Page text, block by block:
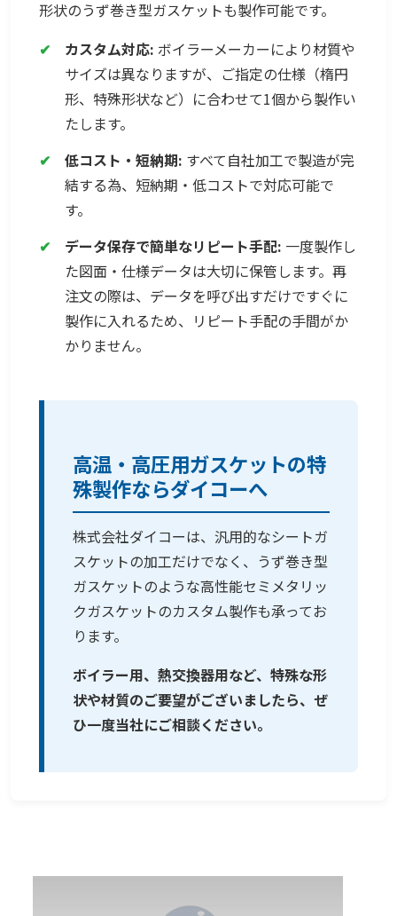
形状のうず巻き型ガスケットも製作可能です。
✔
カスタム対応: ボイラーメーカーにより材質や
サイズは異なりますが、ご指定の仕様（楕円
形、特殊形状など）に合わせて1個から製作い
たします。
✔
低コスト・短納期: すべて自社加工で製造が完
結する為、短納期・低コストで対応可能で
す。
✔
データ保存で簡単なリピート手配: 一度製作し
た図面・仕様データは大切に保管します。再
注文の際は、データを呼び出すだけですぐに
製作に入れるため、リピート手配の手間がか
かりません。
高温・高圧用ガスケットの特
殊製作ならダイコーへ
株式会社ダイコーは、汎用的なシートガ
スケットの加工だけでなく、うず巻き型
ガスケットのような高性能セミメタリッ
クガスケットのカスタム製作も承ってお
ります。
ボイラー用、熱交換器用など、特殊な形
状や材質のご要望がございましたら、ぜ
ひ一度当社にご相談ください。